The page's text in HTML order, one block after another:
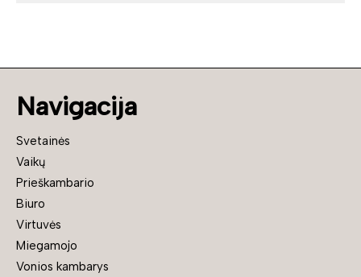
Navigacija
Svetainės
Vaikų
Prieškambario
Biuro
Virtuvės
Miegamojo
Vonios kambarys